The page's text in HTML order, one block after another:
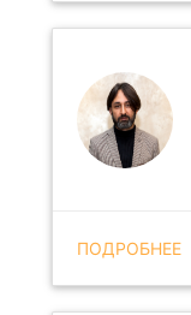
ПОДРОБНЕЕ